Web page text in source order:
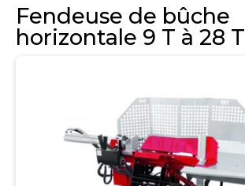
Fendeuse de bûche
horizontale 9 T à 28 T